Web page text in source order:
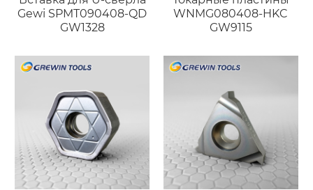
Gewi SPMT090408-QD
GW1328
WNMG080408-HKC
GW9115